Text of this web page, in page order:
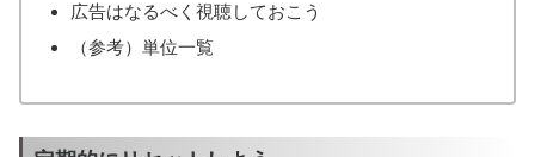
広告はなるべく視聴しておこう
（参考）単位一覧